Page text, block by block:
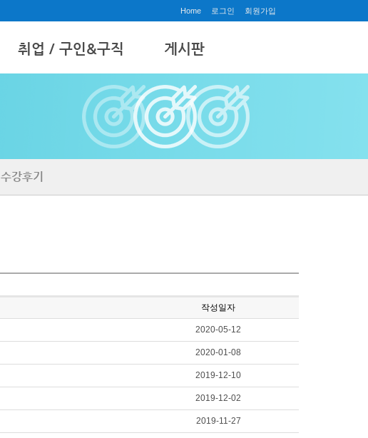
Home 로그인 회원가입
취업 / 구인&구직 게시판
공지사항
질문과답변
갤러리
수강후기
작성일자
2020-05-12
2020-01-08
2019-12-10
2019-12-02
2019-11-27